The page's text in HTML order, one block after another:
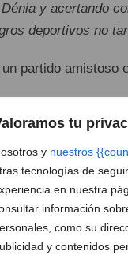
tu
y nuestros
tecnologías de
en nuestra
información
como su
y contenidos
y acertando
deportivos no
partido amistoso
2014-15 Pepa
Toni